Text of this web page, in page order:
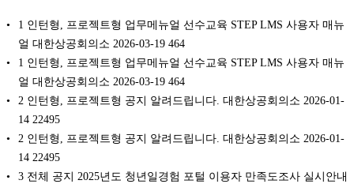
1 인턴형, 프로젝트형 업무메뉴얼 선수교육 STEP LMS 사용자 매뉴
얼 대한상공회의소 2026-03-19 464
1 인턴형, 프로젝트형 업무메뉴얼 선수교육 STEP LMS 사용자 매뉴
얼 대한상공회의소 2026-03-19 464
2 인턴형, 프로젝트형 공지 알려드립니다. 대한상공회의소 2026-01-
14 22495
2 인턴형, 프로젝트형 공지 알려드립니다. 대한상공회의소 2026-01-
14 22495
3 전체 공지 2025년도 청년일경험 포털 이용자 만족도조사 실시안내